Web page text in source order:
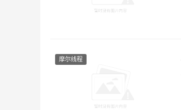
摩尔线程